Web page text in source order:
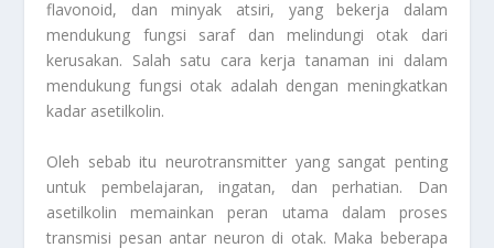
flavonoid, dan minyak atsiri, yang bekerja dalam
mendukung fungsi saraf dan melindungi otak dari
kerusakan. Salah satu cara kerja tanaman ini dalam
mendukung fungsi otak adalah dengan meningkatkan
kadar asetilkolin.
Oleh sebab itu neurotransmitter yang sangat penting
untuk pembelajaran, ingatan, dan perhatian. Dan
asetilkolin memainkan peran utama dalam proses
transmisi pesan antar neuron di otak. Maka beberapa